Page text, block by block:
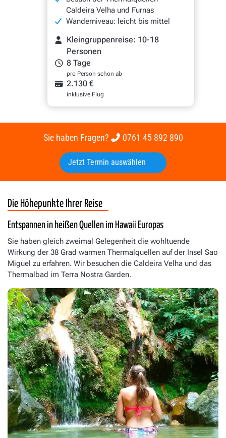
Caldeira Velha und Furnas
Wanderniveau: leicht bis mittel
Kleingruppenreise: 10-18
Personen
8 Tage
pro Person schon ab
2.130 €
inklusive Flug
Sie haben Fragen? 0761 45 892 890
Jetzt Termin auswählen
Die Höhepunkte Ihrer Reise
Entspannen in heißen Quellen im Hawaii Europas
Sie haben gleich zweimal Gelegenheit die wohltuende
Wirkung der 38 Grad warmen Thermalquellen auf der Insel Sao
Miguel zu erfahren. Wir besuchen die Caldeira Velha und das
Thermalbad im Terra Nostra Garden.